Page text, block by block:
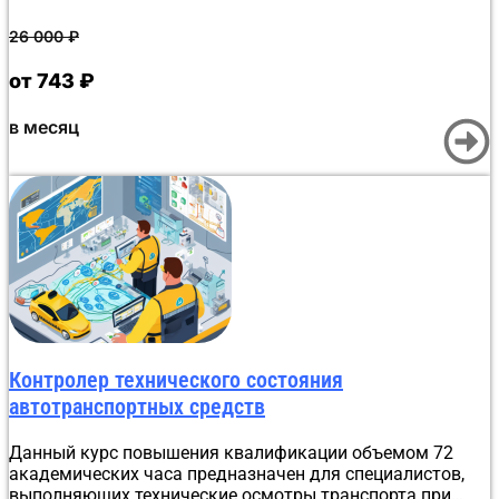
требует ручной обработки. После успешного теста в
Moodle информация автоматически поступает в
Битрикс24, где создаются документ и приказ,
подписанные усиленной квалифицированной
занимает до 30 минут, после чего документ
отправляется слушателю, а сведения вносятся в ФРДО.
26 000₽
от 743 ₽
в месяц
Контролер технического состояния
автотранспортных средств
Данный курс повышения квалификации объемом 72
академических часа предназначен для специалистов,